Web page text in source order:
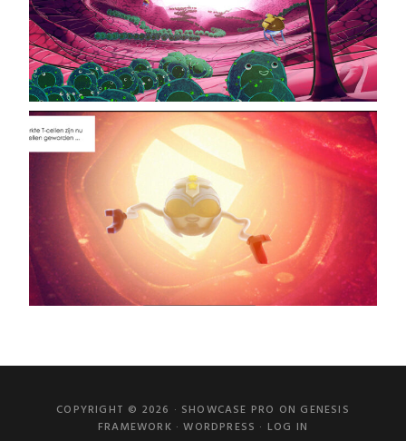
COPYRIGHT © 2026 · SHOWCASE PRO ON GENESIS
FRAMEWORK ·WORDPRESS · LOG IN